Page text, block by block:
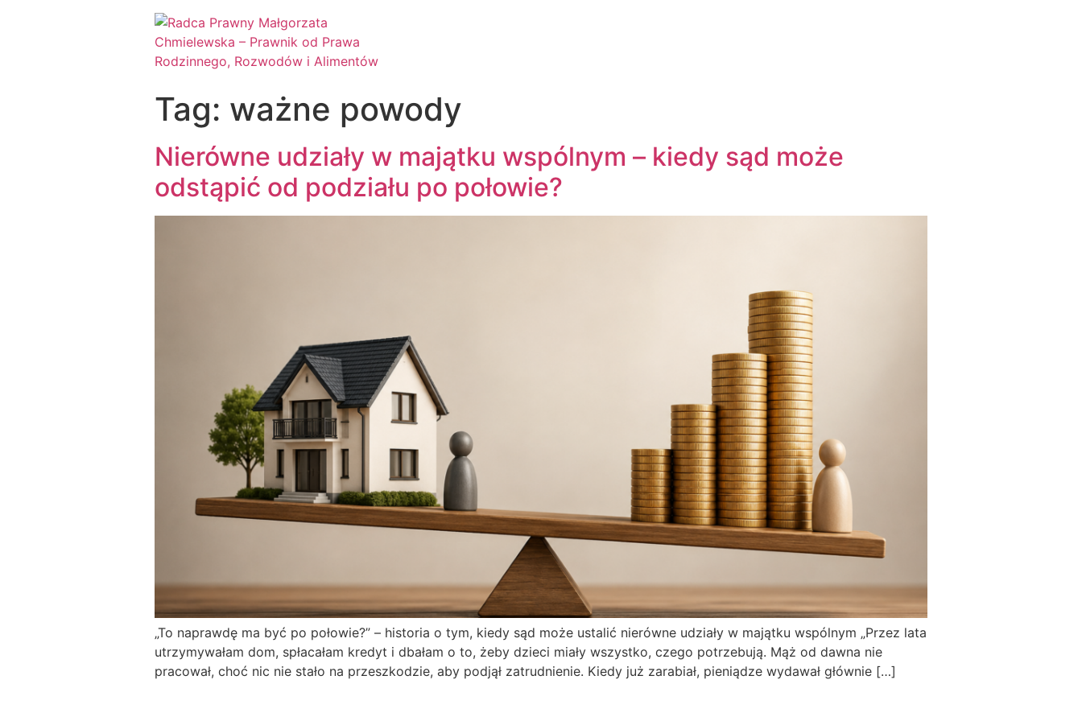
Tag: ważne powody
Nierówne udziały w majątku wspólnym – kiedy sąd może
odstąpić od podziału po połowie?
„To naprawdę ma być po połowie?” – historia o tym, kiedy sąd może ustalić nierówne udziały w majątku wspólnym „Przez lata
utrzymywałam dom, spłacałam kredyt i dbałam o to, żeby dzieci miały wszystko, czego potrzebują. Mąż od dawna nie
pracował, choć nic nie stało na przeszkodzie, aby podjął zatrudnienie. Kiedy już zarabiał, pieniądze wydawał głównie […]